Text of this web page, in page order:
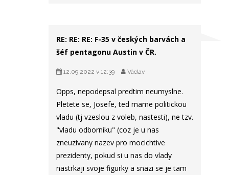
RE: RE: RE: F-35 v českých barvách a
šéf pentagonu Austin v ČR.
12.09.2022 v 12:39 Václav
Opps, nepodepsal predtim neumyslne.
Pletete se, Josefe, ted mame politickou
vladu (tj vzeslou z voleb, nastesti), ne tzv.
"vladu odborniku" (coz je u nas
zneuzivany nazev pro mocichtive
prezidenty, pokud si u nas do vlady
nastrkaji svoje figurky a snazi se je tam